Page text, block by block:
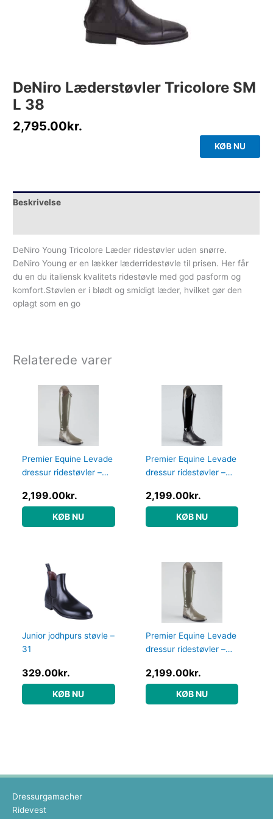
DeNiro Læderstøvler Tricolore SM
L 38
2,795.00kr.
KØB NU
Beskrivelse
DeNiro Young Tricolore Læder ridestøvler uden snørre.
DeNiro Young er en lækker læderridestøvle til prisen. Her får
du en du italiensk kvalitets ridestøvle med god pasform og
komfort.Støvlen er i blødt og smidigt læder, hvilket gør den
oplagt som en go
Relaterede varer
Premier Equine Levade
dressur ridestøvler –
2,199.00kr.
KØB NU
Premier Equine Levade
dressur ridestøvler –
2,199.00kr.
KØB NU
Junior jodhpurs støvle –
31
329.00kr.
KØB NU
Premier Equine Levade
dressur ridestøvler –
2,199.00kr.
KØB NU
Dressurgamacher
Ridevest